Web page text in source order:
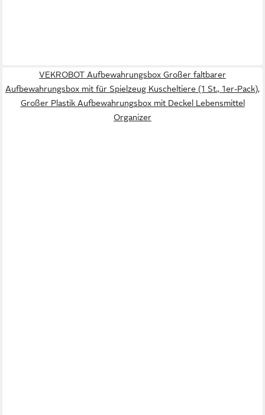
VEKROBOT Aufbewahrungsbox Großer faltbarer
Aufbewahrungsbox mit für Spielzeug Kuscheltiere (1 St., 1er-Pack),
Großer Plastik Aufbewahrungsbox mit Deckel Lebensmittel
Organizer